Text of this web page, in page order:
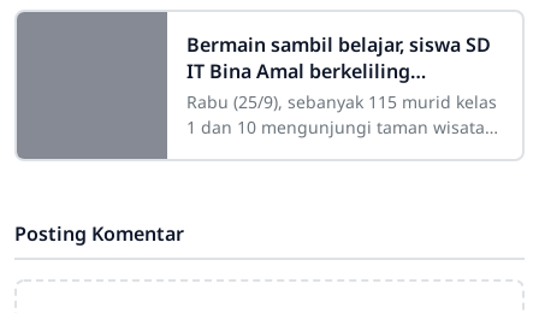
Semester 1.Tema yang dipilih kali ini
adalah seni
Bermain sambil belajar, siswa SD
IT Bina Amal berkeliling
Ngrembel mengamati fauna
sembari bermain edukatif
Rabu (25/9), sebanyak 115 murid kelas
1 dan 10 mengunjungi taman wisata
Posting Komentar